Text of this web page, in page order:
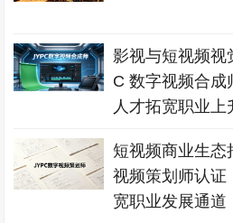
影视与短视频视
C 数字视频合成
人才拓宽职业上
短视频商业生态
视频策划师认证
宽职业发展通道